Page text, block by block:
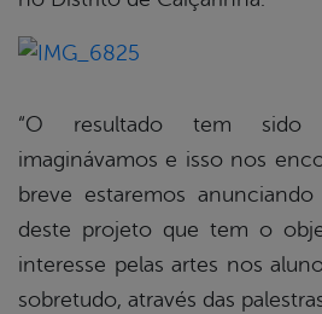
“O resultado tem
imaginávamos e isso nos
breve estaremos
deste projeto que tem o
interesse pelas artes nos
sobretudo, através das